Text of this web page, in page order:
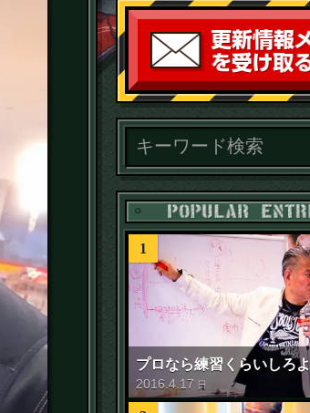
1
プロなら練習くらいしろよ
2016 .4.17 日